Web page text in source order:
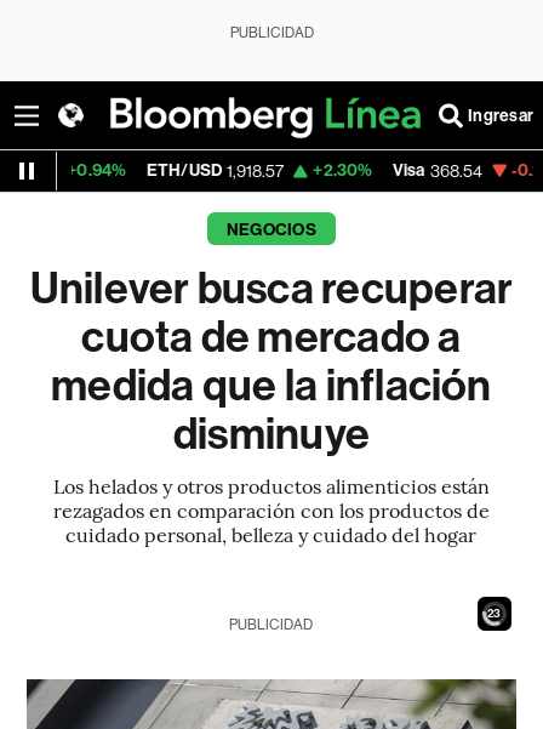
PUBLICIDAD
Ingresar
ETH/USD 1,918.57 +2.30% Visa 368.54 -0.28%
NEGOCIOS
Unilever busca recuperar
cuota de mercado a
medida que la inflación
disminuye
Los helados y otros productos alimenticios están
rezagados en comparación con los productos de
cuidado personal, belleza y cuidado del hogar
21
PUBLICIDAD